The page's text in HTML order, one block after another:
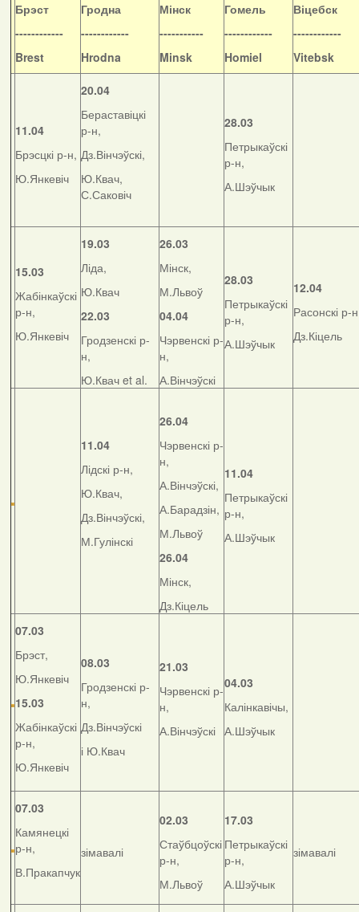
Брэст
------------
Brest
Гродна
------------
Hrodna
Мінск
-----------
Minsk
Гомель
------------
Homiel
Віцебск
------------
Vitebsk
11.04
Брэсцкі р-н,
Ю.Янкевіч
20.04
Бераставіцкі
р-н,
Дз.Вінчэўскі,
Ю.Квач,
С.Саковіч
28.03
Петрыкаўскі
р-н,
А.Шэўчык
15.03
Жабінкаўскі
р-н,
Ю.Янкевіч
19.03
Ліда,
Ю.Квач
22.03
Гродзенскі р-
н,
Ю.Квач et al.
26.03
Мінск,
М.Львоў
04.04
Чэрвенскі р-
н,
А.Вінчэўскі
28.03
Петрыкаўскі
р-н,
А.Шэўчык
12.04
Расонскі р-
Дз.Кіцель
11.04
Лідскі р-н,
Ю.Квач,
Дз.Вінчэўскі,
М.Гулінскі
26.04
Чэрвенскі р-
н,
А.Вінчэўскі,
А.Барадзін,
М.Львоў
26.04
Мінск,
Дз.Кіцель
11.04
Петрыкаўскі
р-н,
А.Шэўчык
07.03
Брэст,
Ю.Янкевіч
15.03
Жабінкаўскі
р-н,
Ю.Янкевіч
08.03
Гродзенскі р-
н,
Дз.Вінчэўскі
і Ю.Квач
21.03
Чэрвенскі р-
н,
А.Вінчэўскі
04.03
Калінкавічы,
А.Шэўчык
07.03
Камянецкі
р-н,
В.Пракапчук
зімавалі
02.03
Стаўбцоўскі
р-н,
М.Львоў
17.03
Петрыкаўскі
р-н,
А.Шэўчык
зімавалі